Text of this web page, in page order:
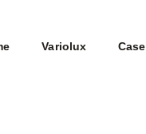
Variolux Case